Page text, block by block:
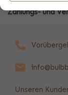
Zahlungs- und
Unseren